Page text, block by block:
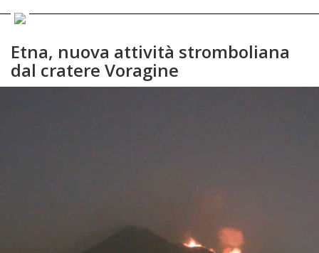
Etna, nuova attività stromboliana
dal cratere Voragine